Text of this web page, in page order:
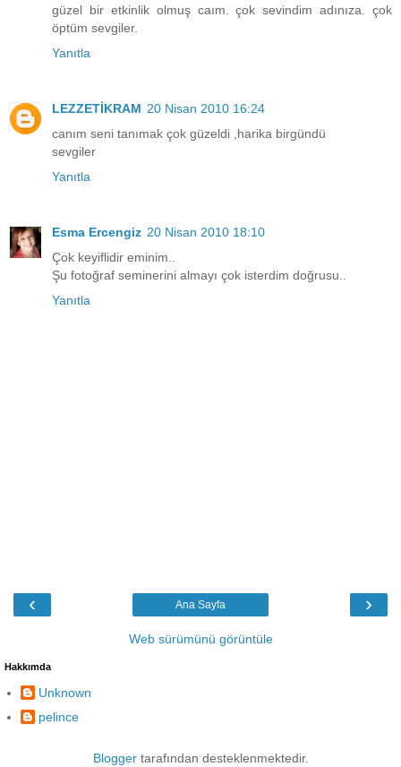
güzel bir etkinlik olmuş caım. çok sevindim adınıza. çok
öptüm sevgiler.
Yanıtla
LEZZETİKRAM 20 Nisan 2010 16:24
canım seni tanımak çok güzeldi ,harika birgündü
sevgiler
Yanıtla
Esma Ercengiz 20 Nisan 2010 18:10
Çok keyiflidir eminim..
Şu fotoğraf seminerini almayı çok isterdim doğrusu..
Yanıtla
‹ ›
Ana Sayfa
Web sürümünü görüntüle
Hakkımda
Unknown
pelince
Bloggertarafından desteklenmektedir.